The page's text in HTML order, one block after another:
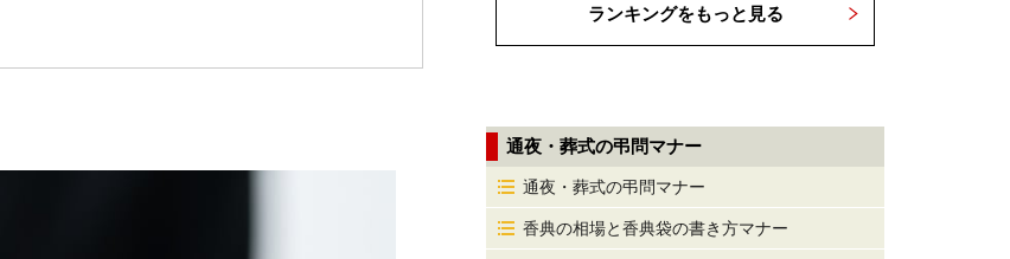
ランキングをもっと見る
通夜・葬式の弔問マナー
通夜・葬式の弔問マナー
香典の相場と香典袋の書き方マナー